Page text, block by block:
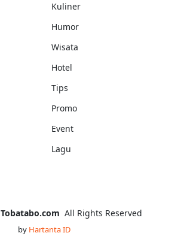
Kuliner
Humor
Wisata
Hotel
Tips
Promo
Event
Lagu
Tobatabo.com All Rights Reserved
by Hartanta ID